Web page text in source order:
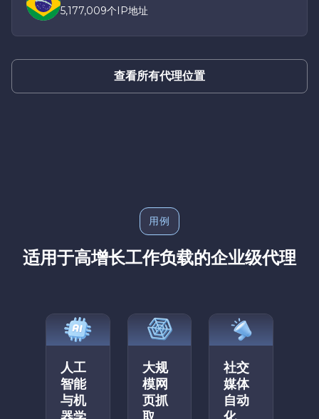
5,177,009个IP地址
查看所有代理位置
用例
适用于高增长工作负载的企业级代理
人工
智能
与机
大规
模网
页抓
社交
媒体
自动